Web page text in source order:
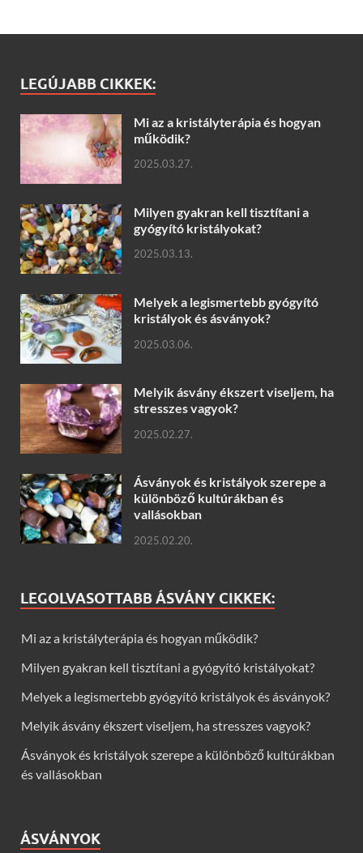
LEGÚJABB CIKKEK:
Mi az a kristályterápia és hogyan
működik?
2025.03.27.
Milyen gyakran kell tisztítani a
gyógyító kristályokat?
2025.03.13.
Melyek a legismertebb gyógyító
kristályok és ásványok?
2025.03.06.
Melyik ásvány ékszert viseljem, ha
stresszes vagyok?
2025.02.27.
Ásványok és kristályok szerepe a
különböző kultúrákban és
vallásokban
2025.02.20.
LEGOLVASOTTABB ÁSVÁNY CIKKEK:
Mi az a kristályterápia és hogyan működik?
Milyen gyakran kell tisztítani a gyógyító kristályokat?
Melyek a legismertebb gyógyító kristályok és ásványok?
Melyik ásvány ékszert viseljem, ha stresszes vagyok?
Ásványok és kristályok szerepe a különböző kultúrákban
és vallásokban
ÁSVÁNYOK